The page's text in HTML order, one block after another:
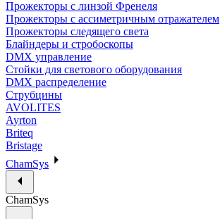
Прожекторы с линзой Френеля
Прожекторы с ассиметричным отражателем
Прожекторы следящего света
Блайндеры и стробоскопы
DMX управление
Стойки для светового оборудования
DMX распределение
Струбцины
AVOLITES
Ayrton
Briteq
Bristage
ChamSys
ChamSys